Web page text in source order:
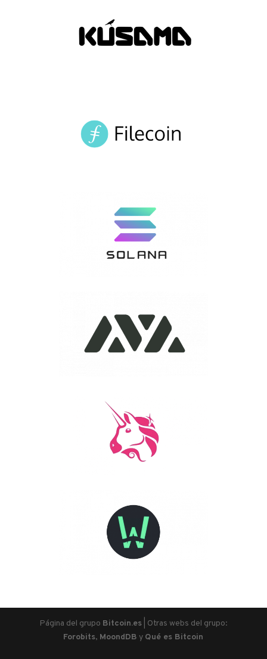
Página del grupo Bitcoin.es| Otras webs del grupo:
Forobits, MoondDB y Qué es Bitcoin